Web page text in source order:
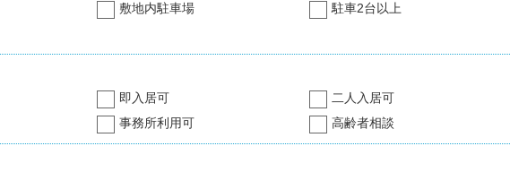
敷地内駐車場 駐車2台以上
即入居可 二人入居可
事務所利用可 高齢者相談